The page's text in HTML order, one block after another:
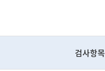
검사항목